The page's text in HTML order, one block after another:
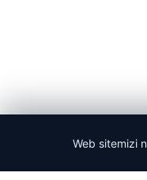
© 2026 Haber
Web sitemizi